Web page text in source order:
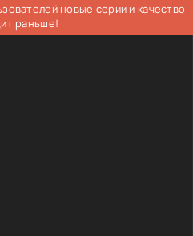
новые серии и качество
раньше!